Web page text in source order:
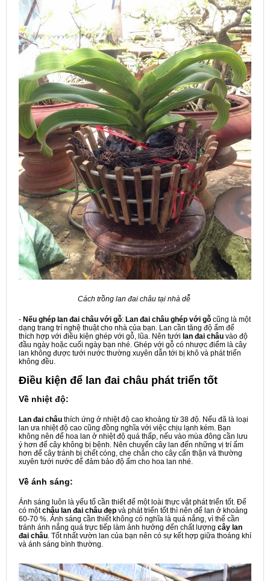
Cách trồng lan đai châu tại nhà dễ
- Nếu ghép lan đai châu với gỗ: Lan đai châu ghép với gỗ cũng là một
dạng trang trí nghệ thuật cho nhà của bạn. Lan cần tăng độ ẩm để
thích hợp với điều kiện ghép với gỗ, lũa. Nên tưới lan đai châu vào độ
đầu ngày hoặc cuối ngày bạn nhé. Ghép với gỗ có nhược điểm là cây
lan không được tưới nước thường xuyên dẫn tới bị khô và phát triển
không đều.
Điều kiện để lan đai châu phát triển tốt
Về nhiệt độ:
Lan đai châu thích ứng ở nhiệt độ cao khoảng từ 38 độ. Nếu đã là loại
lan ưa nhiệt độ cao cũng đồng nghĩa với việc chịu lạnh kém. Bạn
không nên để hoa lan ở nhiệt độ quá thấp, nếu vào mùa đông cần lưu
ý hơn để cây không bị bệnh. Nên chuyển cây lan đến những vị trí ấm
hơn để cây tránh bị chết cóng, che chắn cho cây cẩn thận và thường
xuyên tưới nước để đảm bảo độ ấm cho hoa lan nhé.
Về ánh sáng:
Ánh sáng luôn là yếu tố cần thiết để một loài thực vật phát triển tốt. Để
có mộtchậu lan đai châu đẹp và phát triển tốt thì nên để lan ở khoảng
60-70 %. Ánh sáng cần thiết không có nghĩa là quá nắng, vì thế cần
tránh ánh nắng quá trực tiếp làm ảnh hưởng đến chất lượng cây lan
đai châu. Tốt nhất vườn lan của bạn nên có sự kết hợp giữa thoáng khí
và ánh sáng bình thường.